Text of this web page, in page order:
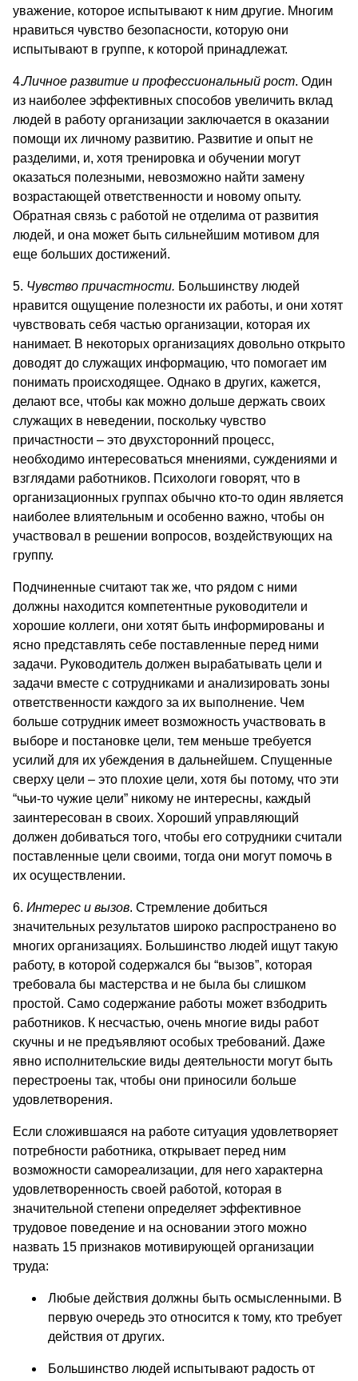
уважение, которое испытывают к ним другие. Многим
нравиться чувство безопасности, которую они
испытывают в группе, к которой принадлежат.
4.Личное развитие и профессиональный рост. Один
из наиболее эффективных способов увеличить вклад
людей в работу организации заключается в оказании
помощи их личному развитию. Развитие и опыт не
разделими, и, хотя тренировка и обучении могут
оказаться полезными, невозможно найти замену
возрастающей ответственности и новому опыту.
Обратная связь с работой не отделима от развития
людей, и она может быть сильнейшим мотивом для
еще больших достижений.
5. Чувство причастности. Большинству людей
нравится ощущение полезности их работы, и они хотят
чувствовать себя частью организации, которая их
нанимает. В некоторых организациях довольно открыто
доводят до служащих информацию, что помогает им
понимать происходящее. Однако в других, кажется,
делают все, чтобы как можно дольше держать своих
служащих в неведении, поскольку чувство
причастности – это двухсторонний процесс,
необходимо интересоваться мнениями, суждениями и
взглядами работников. Психологи говорят, что в
организационных группах обычно кто-то один является
наиболее влиятельным и особенно важно, чтобы он
участвовал в решении вопросов, воздействующих на
группу.
Подчиненные считают так же, что рядом с ними
должны находится компетентные руководители и
хорошие коллеги, они хотят быть информированы и
ясно представлять себе поставленные перед ними
задачи. Руководитель должен вырабатывать цели и
задачи вместе с сотрудниками и анализировать зоны
ответственности каждого за их выполнение. Чем
больше сотрудник имеет возможность участвовать в
выборе и постановке цели, тем меньше требуется
усилий для их убеждения в дальнейшем. Спущенные
сверху цели – это плохие цели, хотя бы потому, что эти
“чьи-то чужие цели” никому не интересны, каждый
заинтересован в своих. Хороший управляющий
должен добиваться того, чтобы его сотрудники считали
поставленные цели своими, тогда они могут помочь в
их осуществлении.
6. Интерес и вызов. Стремление добиться
значительных результатов широко распространено во
многих организациях. Большинство людей ищут такую
работу, в которой содержался бы “вызов”, которая
требовала бы мастерства и не была бы слишком
простой. Само содержание работы может взбодрить
работников. К несчастью, очень многие виды работ
скучны и не предъявляют особых требований. Даже
явно исполнительские виды деятельности могут быть
перестроены так, чтобы они приносили больше
удовлетворения.
Если сложившаяся на работе ситуация удовлетворяет
потребности работника, открывает перед ним
возможности самореализации, для него характерна
удовлетворенность своей работой, которая в
значительной степени определяет эффективное
трудовое поведение и на основании этого можно
назвать 15 признаков мотивирующей организации
труда:
Любые действия должны быть осмысленными. В
первую очередь это относится к тому, кто требует
действия от других.
Большинство людей испытывают радость от